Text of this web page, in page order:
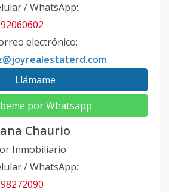
/ WhatsApp:
electrónico:
Llámame
por Whatsapp
Chaurio
Inmobiliario
/ WhatsApp: